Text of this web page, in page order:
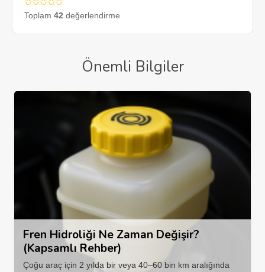
✩✩✩✩✩
Toplam 42 değerlendirme
Önemli Bilgiler
Fren Hidroliği Ne Zaman Değişir?
(Kapsamlı Rehber)
Çoğu araç için 2 yılda bir veya 40–60 bin km aralığında